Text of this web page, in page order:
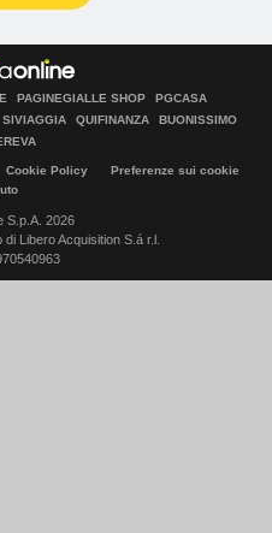
PAGINEGIALLE SHOP
PGCASA
SIVIAGGIA QUIFINANZA
BUONISSIMO
Cookie Policy
Preferenze sui cookie
S.p.A. 2026
Libero Acquisition S.á r.l.